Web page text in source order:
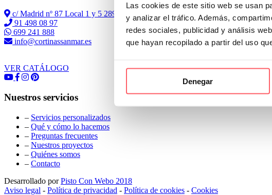
Las cookies de este sitio web se usan
y analizar el tráfico. Además,
redes sociales, publicidad y análisis
que hayan recopilado a partir del uso
Denegar
c/ Madrid nº 87 Local 1 y 5 28970 Madrid
91 498 08 97
699 241 888
info@cortinassanmar.es
VER CATÁLOGO
Nuestros servicios
– Servicios personalizados
– Qué y cómo lo hacemos
– Preguntas frecuentes
– Nuestros proyectos
– Quiénes somos
– Contacto
Desarrollado porPisto Con Webo 2018
Aviso legal - Política de privacidad - Política de cookies - Cookies